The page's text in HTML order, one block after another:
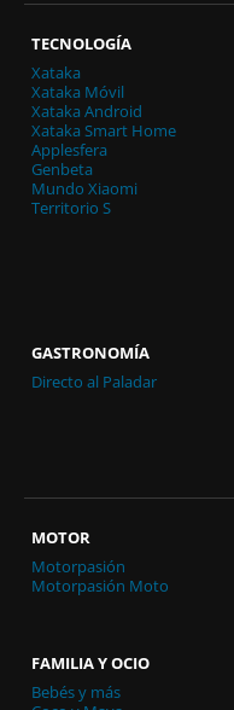
TECNOLOGÍA
Xataka
Xataka Móvil
Xataka Android
Xataka Smart Home
Applesfera
Genbeta
Mundo Xiaomi
Territorio S
GASTRONOMÍA
Directo al Paladar
MOTOR
Motorpasión
Motorpasión Moto
FAMILIA Y OCIO
Bebés y más